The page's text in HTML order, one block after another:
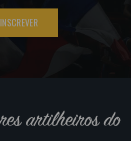
INSCREVER
artilheiros do